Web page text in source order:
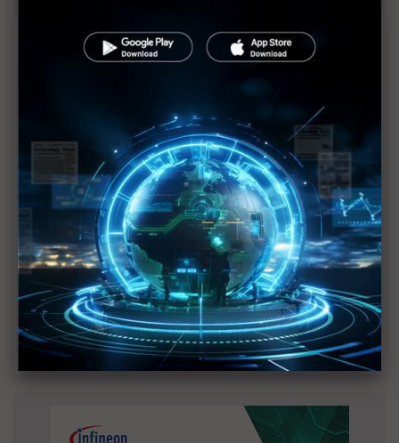
近７天熱門報導
MLCC訂單過熱、出貨比創高 村田示警全球AI基
2027全年記憶體產能提前售罄 買家「祕而不
宣」只怕買不夠
英特爾EMIB良率達標 聯發科第2代ASIC產品
2028準時量產
SpaceX晶片採購大轉向 Elon Musk捨超微全面
採用NVIDIA
光進銅退更明確？ 聯發科估SerDes 448G為銅
線「最終戰場」